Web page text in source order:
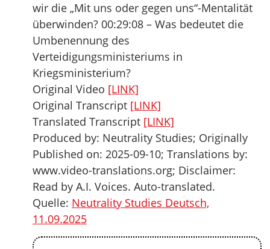
wir die „Mit uns oder gegen uns“-Mentalität
überwinden? 00:29:08 – Was bedeutet die
Umbenennung des
Verteidigungsministeriums in
Kriegsministerium?
Original Video [LINK]
Original Transcript [LINK]
Translated Transcript [LINK]
Produced by: Neutrality Studies; Originally
Published on: 2025-09-10; Translations by:
www.video-translations.org; Disclaimer:
Read by A.I. Voices. Auto-translated.
Quelle: Neutrality Studies Deutsch,
11.09.2025